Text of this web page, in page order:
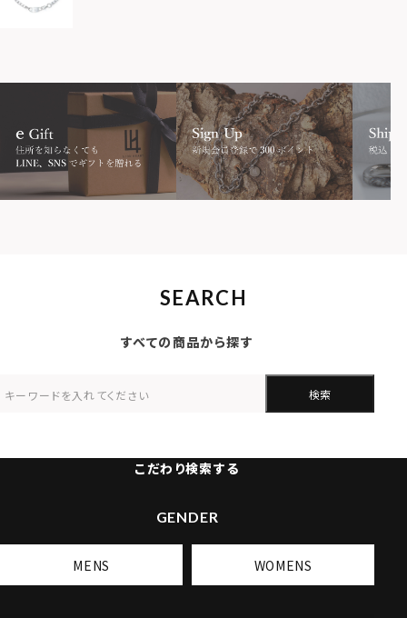
SEARCH
すべての商品から探す
検索
こだわり検索する
GENDER
MENS WOMENS